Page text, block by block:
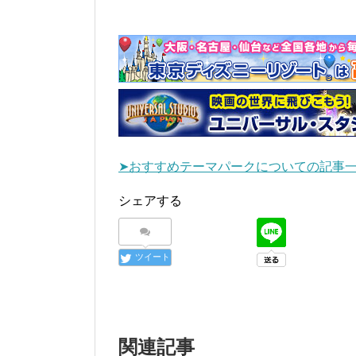
➤おすすめテーマパークについての記事
シェアする
ツイート
関連記事